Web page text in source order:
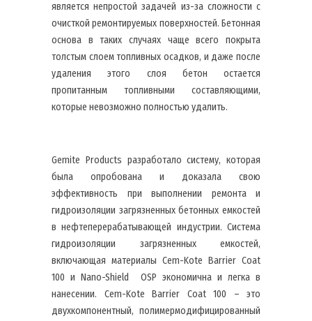
является непростой задачей из-за сложности с
очисткой ремонтируемых поверхностей. Бетонная
основа в таких случаях чаще всего покрыта
толстым слоем топливных осадков, и даже после
удаления этого слоя бетон остается
пропитанным топливными составляющими,
которые невозможно полностью удалить.
Gemite Products разработало систему, которая
была опробована и доказала свою
эффективность при выполнении ремонта и
гидроизоляции загрязненных бетонных емкостей
в нефтеперерабатывающей индустрии. Система
гидроизоляции загрязненных емкостей,
включающая материалы Cem-Kote Barrier Coat
100 и Nano-Shield OSP экономична и легка в
нанесении. Cem-Kote Barrier Coat 100 – это
двухкомпонентный, полимермодифицированный